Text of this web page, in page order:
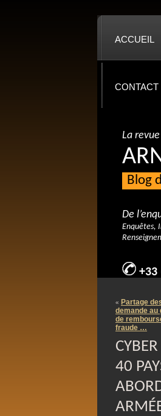
ACCUEIL
CONTACT
La
Blog
De
Enquêtes,
+33
« Partage
demande au
de
fraude …
40